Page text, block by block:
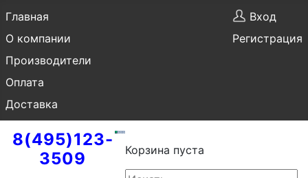
Главная
О компании
Производители
Оплата
Доставка
Вход
Регистрация
8(495)123-
3509
Корзина пуста